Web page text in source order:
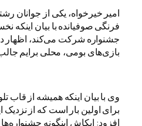
امیر خیرخواه، یکی از جوانان
فرنگی صوفیانده با بیان اینکه
جشنواره شرکت می‌کند، اظهار
بازی‌های بومی، محلی برایم
وی با بیان اینکه همیشه از قاب
برای اولین بار است که از نزدیک
افزود: ایکاش اینگونه